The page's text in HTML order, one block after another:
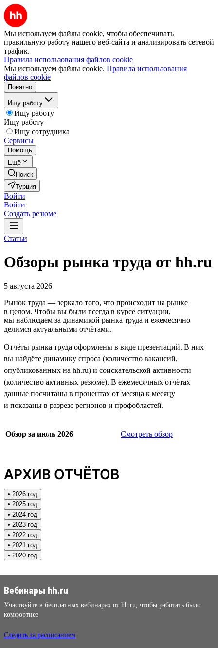
Мы используем файлы cookie, чтобы обеспечивать
правильную работу нашего веб-сайта и анализировать сетевой
трафик.
Правила использования файлов cookie
Мы используем файлы cookie. Правила использования
файлов cookie
Понятно
Ищу работу
Ищу работу
Ищу работу
Ищу сотрудника
Сервисы
Помощь
Ещё
Поиск
Турция
Войти
Войти
Создать резюме
Статьи
Обзоры рынка труда от hh.ru
5 августа 2026
Рынок труда — зеркало того, что происходит на рынке
в целом. Чтобы вы были всегда в курсе ситуации,
мы наблюдаем за динамикой рынка труда и ежемесячно
делимся актуальными отчётами.
Отчёты рынка труда оформлены в виде презентаций. В них
вы найдёте динамику спроса (количество вакансий,
опубликованных на hh.ru) и соискательской активности
(количество активных резюме). В ежемесячных отчётах
данные посчитаны в процентах от месяца к месяцу
и показаны в разрезе регионов и профобластей.
Обзор за июль 2026 Смотреть обзор
АРХИВ ОТЧЁТОВ
• 2026 год
• 2025 год
• 2024 год
• 2023 год
• 2022 год
• 2021 год
• 2020 год
Вебинары hh.ru
Участвуйте в бесплатных вебинарах от hh.ru, чтобы работать было
комфортнее
Следить за расписанием